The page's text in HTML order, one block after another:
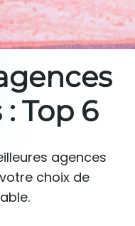
Top 6
agences
choix de